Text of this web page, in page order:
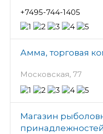
+7495-744-1405
Амма, торговая
Московская, 77
Магазин